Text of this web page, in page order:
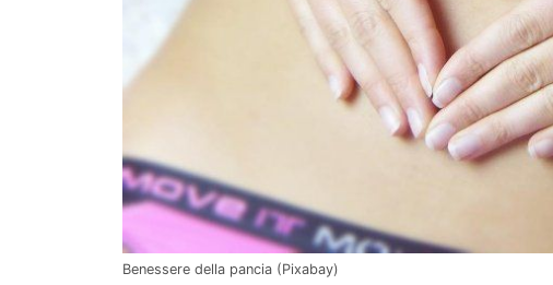
Benessere della pancia (Pixabay)